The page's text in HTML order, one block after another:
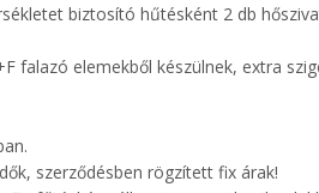
biztosító hűtésként 2 db
falazó elemekből készülnek, extra
szerződésben rögzített fix árak!